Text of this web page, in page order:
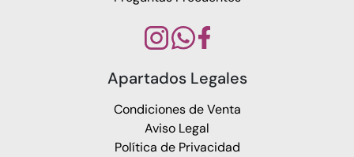
Apartados Legales
Condiciones de Venta
Aviso Legal
Política de Privacidad